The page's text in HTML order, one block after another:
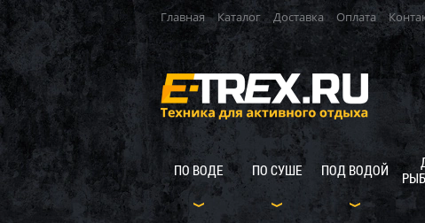
Главная Каталог Доставка Оплата
ПО ВОДЕ ПО СУШЕ ПОД ВОДОЙ